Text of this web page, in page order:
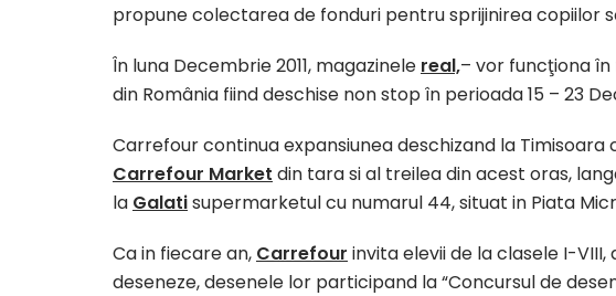
propune colectarea de fonduri pentru sprijinirea copiilor
În luna Decembrie 2011, magazinele real,– vor funcţiona
din România fiind deschise non stop în perioada 15 – 23
Carrefour continua expansiunea deschizand la
Carrefour Market din tara si al treilea din acest oras,
la Galatisupermarketul cu numarul 44, situat in Piata
Ca in fiecare an, Carrefour invita elevii de la clasele I-
deseneze, desenele lor participand la “Concursul de